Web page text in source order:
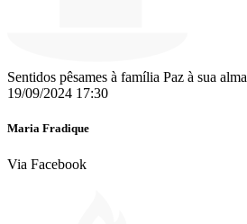
Sentidos pêsames à família Paz à sua alma
19/09/2024 17:30
Maria Fradique
Via Facebook